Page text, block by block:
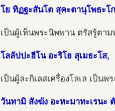
โย ทิฏฐะสันโต สุคะตานุโพธะโ
เป็นผู้เห็นพระนิพพาน ตรัสรู้ตา
โลลัปปะฮีโน อะริโย สุเมธะโส,
เป็นผู้ละกิเลสเครื่องโลเล เป็น
วันทามิ สังฆัง อะหะมาทะเรนะ